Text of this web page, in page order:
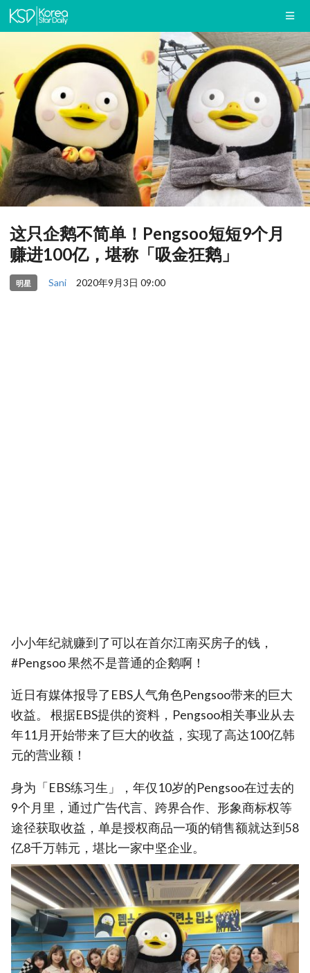
这只企鹅不简单！Pengsoo短短9个月
赚进100亿，堪称「吸金狂鹅」
明星 Sani 2020年9月3日 09:00
小小年纪就赚到了可以在首尔江南买房子的钱，
#Pengsoo 果然不是普通的企鹅啊！
近日有媒体报导了EBS人气角色Pengsoo带来的巨大
收益。 根据EBS提供的资料，Pengsoo相关事业从去
年11月开始带来了巨大的收益，实现了高达100亿韩
元的营业额！
身为「EBS练习生」，年仅10岁的Pengsoo在过去的
9个月里，通过广告代言、跨界合作、形象商标权等
途径获取收益，单是授权商品一项的销售额就达到58
亿8千万韩元，堪比一家中坚企业。